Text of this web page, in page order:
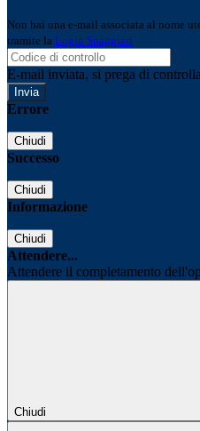
Non hai una e-mail associata al nome
tramite la Login Spaggiari
E-mail inviata, si prega di
Errore
Chiudi
Successo
Chiudi
Informazione
Chiudi
Attendere...
Attendere il completamento
Chiudi